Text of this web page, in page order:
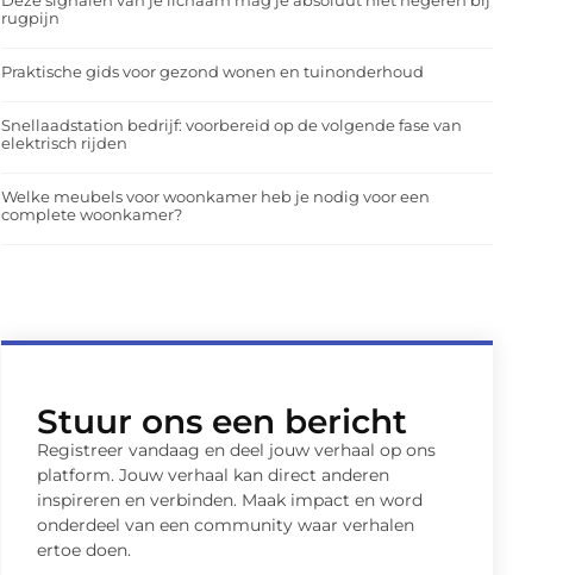
rugpijn
Praktische gids voor gezond wonen en tuinonderhoud
Snellaadstation bedrijf: voorbereid op de volgende fase van
elektrisch rijden
Welke meubels voor woonkamer heb je nodig voor een
complete woonkamer?
Stuur ons een bericht
Registreer vandaag en deel jouw verhaal op ons
platform. Jouw verhaal kan direct anderen
inspireren en verbinden. Maak impact en word
onderdeel van een community waar verhalen
ertoe doen.